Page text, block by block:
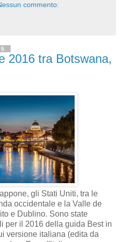
commento:
2016 tra Botswana,
gli Stati Uniti, tra le
occidentale e la Valle de
e Dublino. Sono state
per il 2016 della guida Best in
versione italiana (edita da